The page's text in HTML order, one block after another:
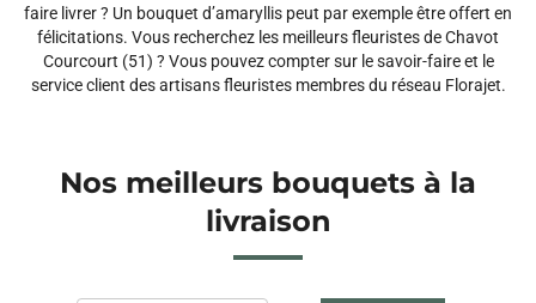
faire livrer ? Un bouquet d’amaryllis peut par exemple être offert en
félicitations. Vous recherchez les meilleurs fleuristes de Chavot
Courcourt (51) ? Vous pouvez compter sur le savoir-faire et le
service client des artisans fleuristes membres du réseau Florajet.
Nos meilleurs bouquets à la
livraison